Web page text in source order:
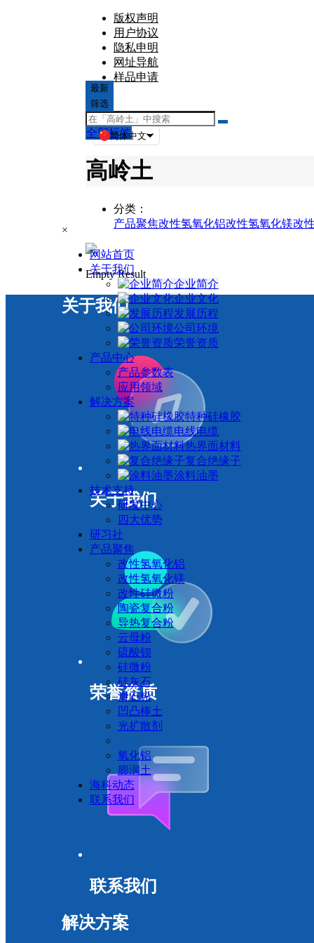
版权声明
用户协议
隐私申明
网址导航
样品申请
文章
简体中文
×
网站首页
关于我们
企业简介
企业文化
发展历程
公司环境
荣誉资质
产品中心
产品参数表
应用领域
解决方案
特种硅橡胶
电线电缆
热界面材料
复合绝缘子
涂料油墨
技术支持
研发中心
四大优势
研习社
产品聚焦
改性氢氧化铝
改性氢氧化镁
改性硅微粉
陶瓷复合粉
导热复合粉
云母粉
硫酸钡
硅微粉
硅灰石
滑石粉
凹凸棒土
光扩散剂
氧化铝
膨润土
海科动态
联系我们
最新
筛选
全部标签
高岭土
分类：
产品聚焦改性氢氧化铝改性氢氧化镁改
Empty Result
关于我们
关于我们
荣誉资质
联系我们
解决方案